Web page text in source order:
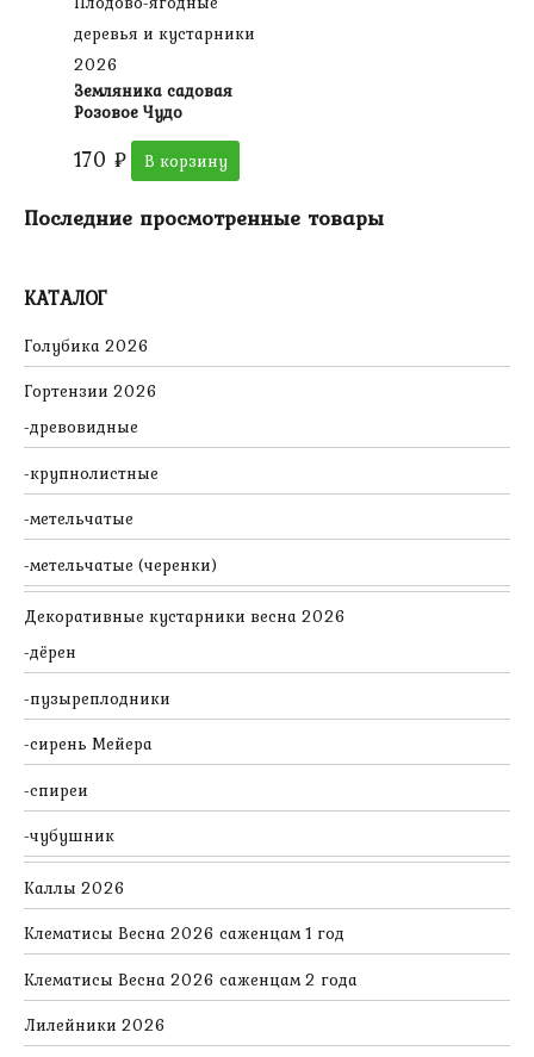
КАТАЛОГ
Голубика 2026
Гортензии 2026
древовидные
крупнолистные
метельчатые
метельчатые (черенки)
Декоративные кустарники весна 2026
дёрен
пузыреплодники
сирень Мейера
спиреи
чубушник
Каллы 2026
Клематисы Весна 2026 саженцам 1 год
Клематисы Весна 2026 саженцам 2 года
Лилейники 2026
деревья и кустарники
2026
Земляника садовая
Розовое Чудо
170 ₽ В корзину
Последние просмотренные товары